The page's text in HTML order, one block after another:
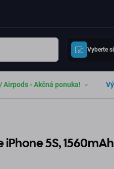
Vyberte
Airpods - Akčná ponuka!
iPhone 5S,